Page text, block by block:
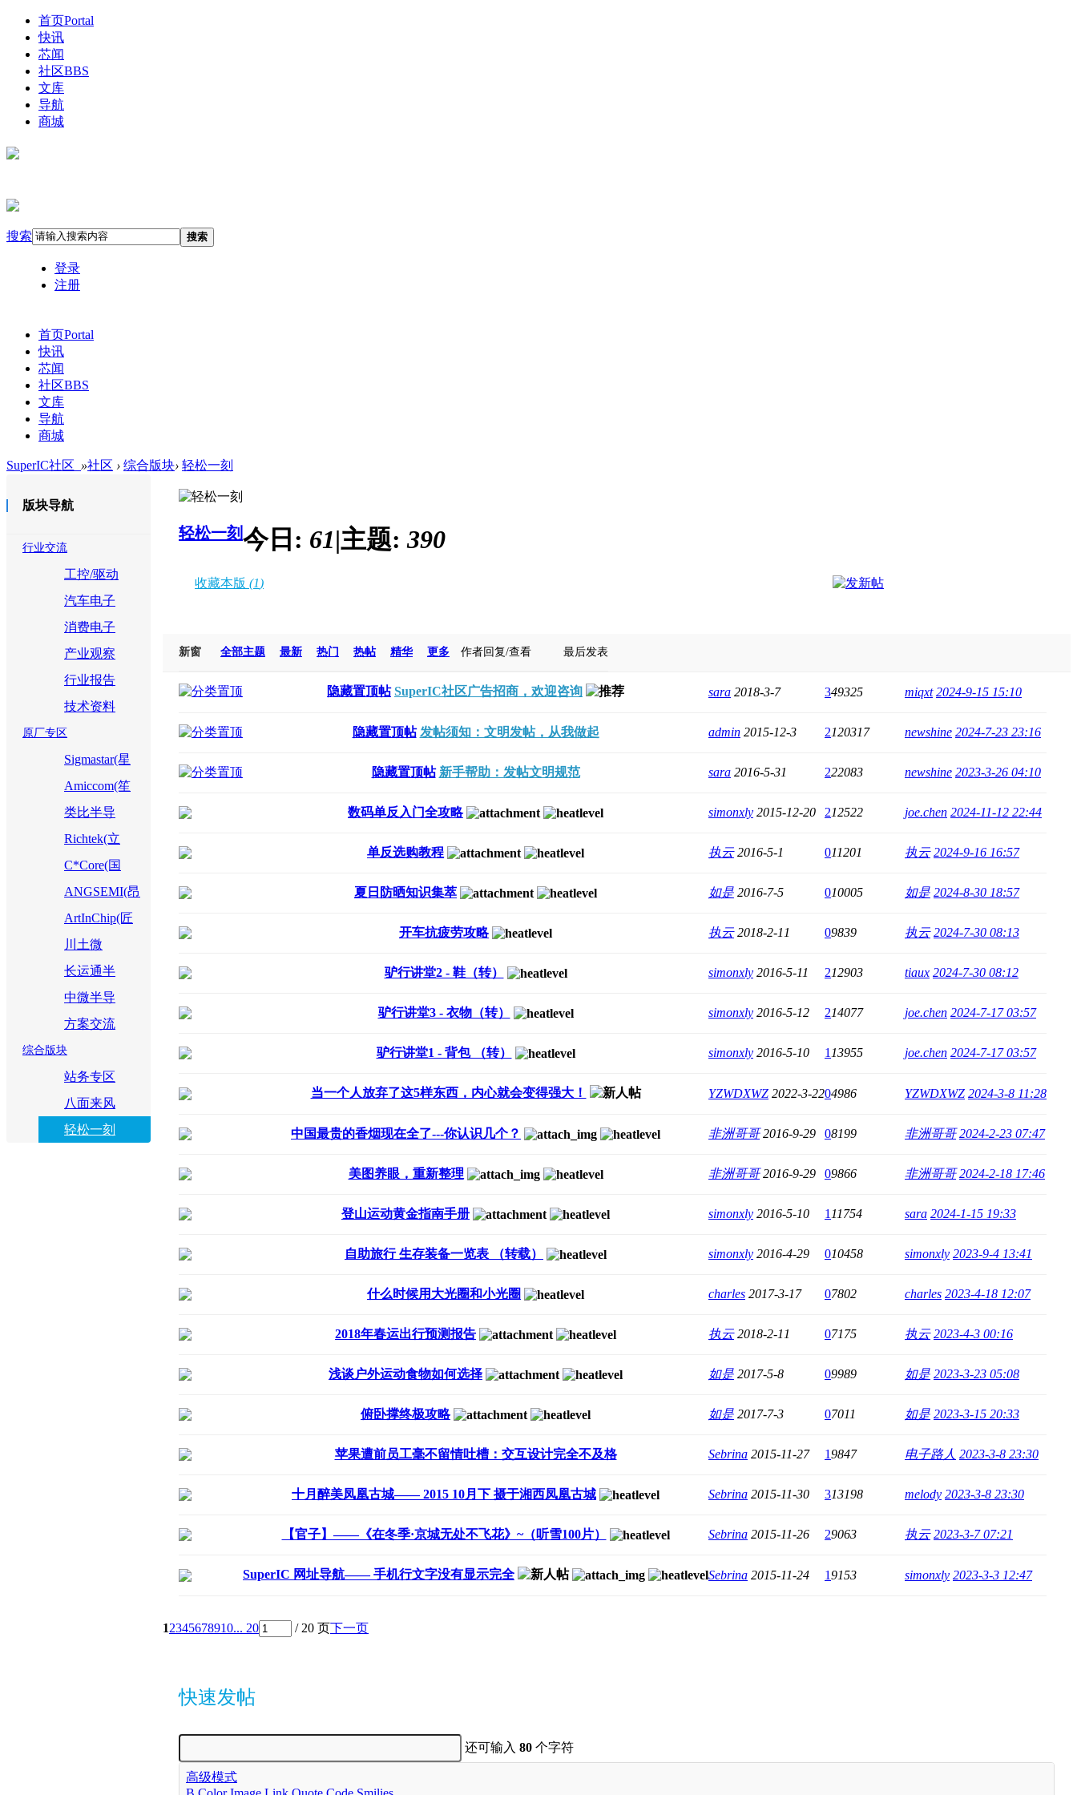
首页Portal
快讯
芯闻
社区BBS
文库
导航
商城
搜索 搜索
登录
注册
首页Portal
快讯
芯闻
社区BBS
文库
导航
商城
SuperIC社区_ »社区 › 综合版块› 轻松一刻
版块导航
行业交流
工控/驱动
汽车电子
消费电子
产业观察
行业报告
技术资料
原厂专区
Sigmastar(星
宸科技)
Amiccom(笙
科)
类比半导
体
Richtek(立
錡)
C*Core(国
芯科技)
ANGSEMI(昂
赛微)
ArtInChip(匠
芯创)
川土微
长运通半
导体
中微半导
体
方案交流
综合版块
站务专区
八面来风
轻松一刻
轻松一刻今日: 61|主题:390
收藏本版 (1)
新窗 全部主题 最新 热门 热帖 精华 更多 作者回复/查看 最后发表
隐藏置顶帖 SuperIC社区广告招商，欢迎咨询 sara 2018-3-7 349325 miqxt 2024-9-15 15:10
隐藏置顶帖 发帖须知：文明发帖，从我做起 admin 2015-12-3 2120317 newshine 2024-7-23 23:16
隐藏置顶帖 新手帮助：发帖文明规范 sara 2016-5-31 222083 newshine 2023-3-26 04:10
数码单反入门全攻略 simonxly 2015-12-20 212522 joe.chen 2024-11-12 22:44
单反选购教程 执云 2016-5-1 011201 执云 2024-9-16 16:57
夏日防晒知识集萃 如是 2016-7-5 010005 如是 2024-8-30 18:57
开车抗疲劳攻略 执云 2018-2-11 09839 执云 2024-7-30 08:13
驴行讲堂2 - 鞋（转） simonxly 2016-5-11 212903 tiaux 2024-7-30 08:12
驴行讲堂3 - 衣物（转） simonxly 2016-5-12 214077 joe.chen 2024-7-17 03:57
驴行讲堂1 - 背包 （转） simonxly 2016-5-10 1 13955 joe.chen 2024-7-17 03:57
当一个人放弃了这5样东西，内心就会变得强大！ YZWDXWZ 2022-3-2204986 YZWDXWZ 2024-3-8 11:28
中国最贵的香烟现在全了---你认识几个？ 非洲哥哥 2016-9-29 08199 非洲哥哥 2024-2-23 07:47
美图养眼，重新整理 非洲哥哥 2016-9-29 09866 非洲哥哥 2024-2-18 17:46
登山运动黄金指南手册 simonxly 2016-5-10 1 11754 sara 2024-1-15 19:33
自助旅行 生存装备一览表 （转载） simonxly 2016-4-29 010458 simonxly 2023-9-4 13:41
什么时候用大光圈和小光圈 charles 2017-3-17 07802 charles 2023-4-18 12:07
2018年春运出行预测报告 执云 2018-2-11 07175 执云 2023-4-3 00:16
浅谈户外运动食物如何选择 如是 2017-5-8 09989 如是 2023-3-23 05:08
俯卧撑终极攻略 如是 2017-7-3 07011 如是 2023-3-15 20:33
苹果遭前员工毫不留情吐槽：交互设计完全不及格 Sebrina 2015-11-27 19847 电子路人 2023-3-8 23:30
十月醉美凤凰古城—— 2015 10月下 摄于湘西凤凰古城 Sebrina 2015-11-30 313198 melody 2023-3-8 23:30
【官子】——《在冬季·京城无处不飞花》~（听雪100片） Sebrina 2015-11-26 29063 执云 2023-3-7 07:21
SuperIC 网址导航—— 手机行文字没有显示完全 Sebrina 2015-11-24 19153 simonxly 2023-3-3 12:47
12345678910... 20 / 20 页下一页
快速发帖
还可输入80 个字符
高级模式